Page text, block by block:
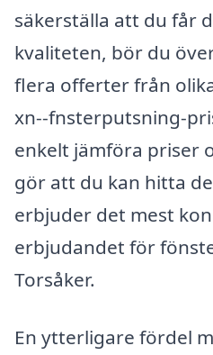
säkerställa att du får
kvaliteten, bör du
flera offerter från
xn--fnsterputsning-
enkelt jämföra priser
gör att du kan hitta
erbjuder det mest
erbjudandet för
Torsåker.
En ytterligare fördel